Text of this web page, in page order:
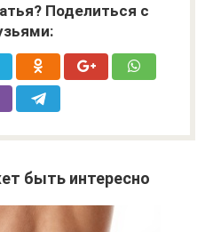
Поделиться с
быть интересно